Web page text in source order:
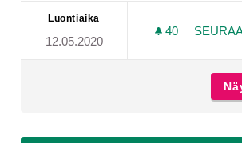
Luontiaika
12.05.2020
40 40